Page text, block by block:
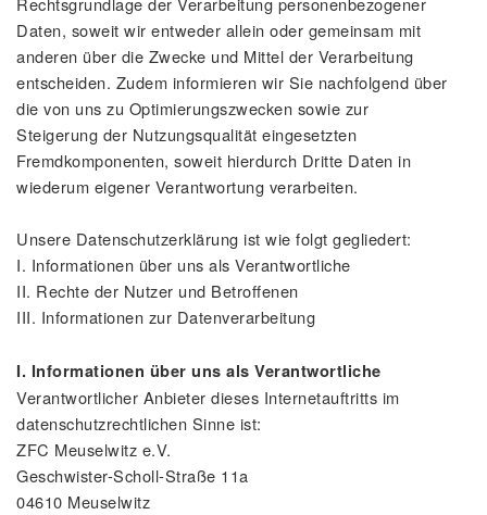
Daten, soweit wir entweder allein oder gemeinsam mit
anderen über die Zwecke und Mittel der Verarbeitung
entscheiden. Zudem informieren wir Sie nachfolgend über
die von uns zu Optimierungszwecken sowie zur
Steigerung der Nutzungsqualität eingesetzten
Fremdkomponenten, soweit hierdurch Dritte Daten in
wiederum eigener Verantwortung verarbeiten.
Unsere Datenschutzerklärung ist wie folgt gegliedert:
I. Informationen über uns als Verantwortliche
II. Rechte der Nutzer und Betroffenen
III. Informationen zur Datenverarbeitung
I. Informationen über uns als Verantwortliche
Verantwortlicher Anbieter dieses Internetauftritts im
datenschutzrechtlichen Sinne ist:
ZFC Meuselwitz e.V.
Geschwister-Scholl-Straße 11a
04610 Meuselwitz